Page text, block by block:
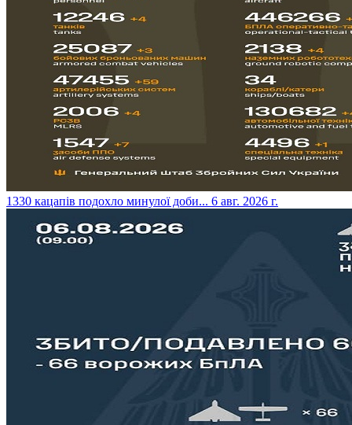
​1330 кацапів подохло минулої доби... 6 авг. 2026 г.